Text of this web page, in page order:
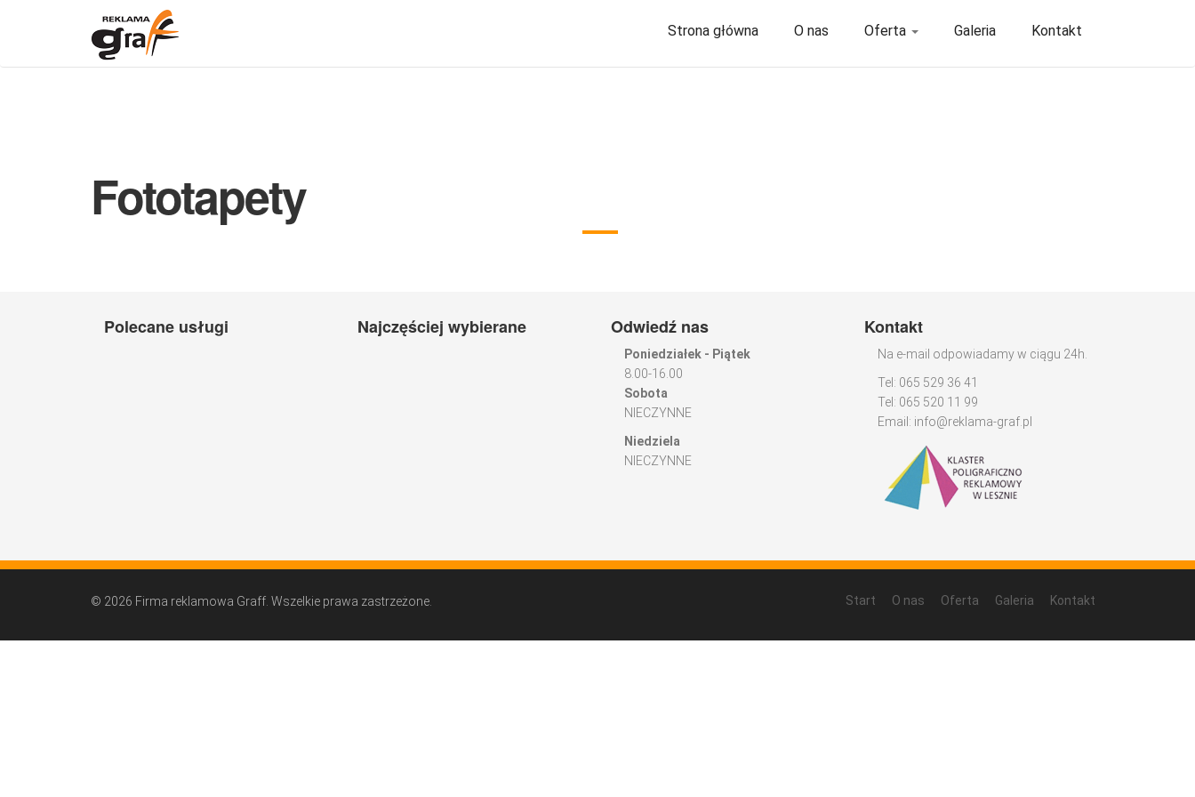
Strona główna O nas Oferta Galeria Kontakt
Fototapety
Polecane usługi Najczęściej wybierane Odwiedź nas
Poniedziałek - Piątek
8.00-16.00
Sobota
NIECZYNNE
Niedziela
NIECZYNNE
Kontakt
Na e-mail odpowiadamy w ciągu 24h.
Tel: 065 529 36 41
Tel: 065 520 11 99
Email: info@reklama-graf.pl
© 2026 Firma reklamowa Graff. Wszelkie prawa zastrzeżone. Start O nas Oferta Galeria Kontakt